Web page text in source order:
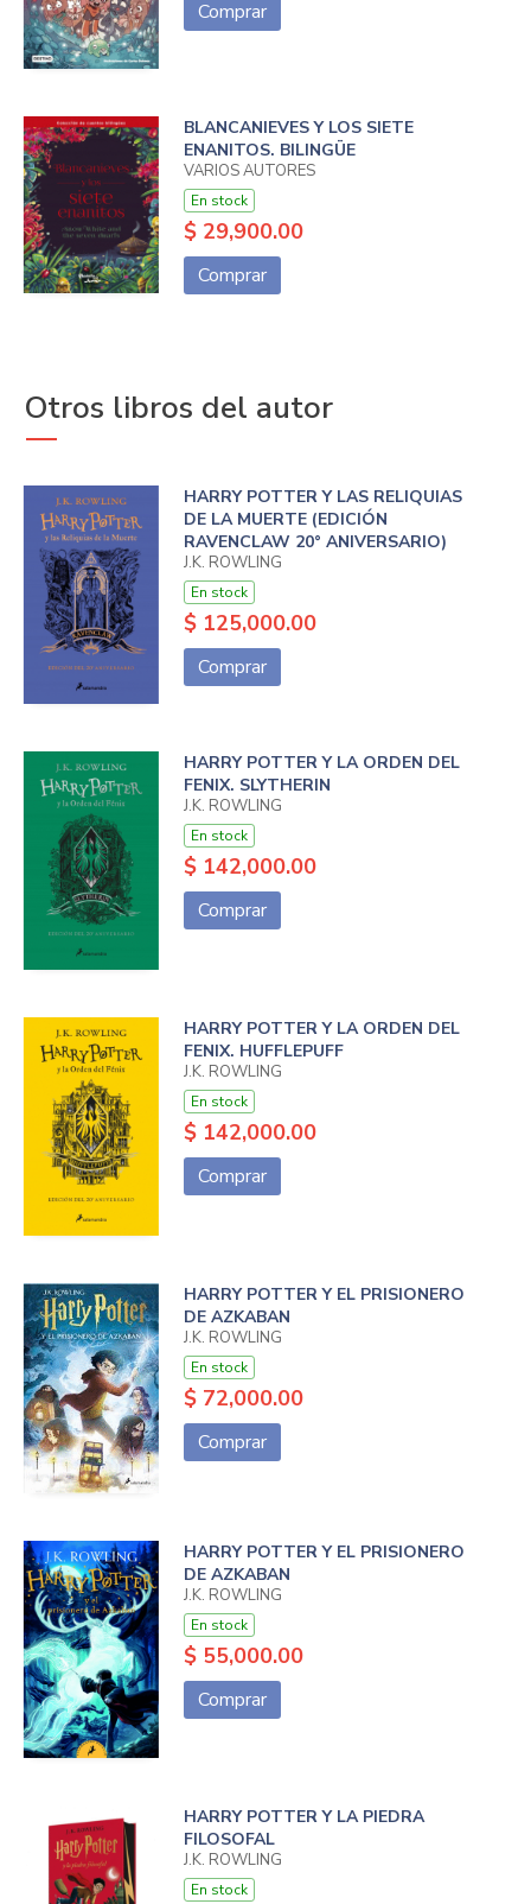
Comprar
BLANCANIEVES Y LOS SIETE
ENANITOS. BILINGÜE
VARIOS AUTORES
En stock
$ 29,900.00
Comprar
Otros libros del autor
HARRY POTTER Y LAS RELIQUIAS
DE LA MUERTE (EDICIÓN
RAVENCLAW 20° ANIVERSARIO)
J.K. ROWLING
En stock
$ 125,000.00
Comprar
HARRY POTTER Y LA ORDEN DEL
FENIX. SLYTHERIN
J.K. ROWLING
En stock
$ 142,000.00
Comprar
HARRY POTTER Y LA ORDEN DEL
FENIX. HUFFLEPUFF
J.K. ROWLING
En stock
$ 142,000.00
Comprar
HARRY POTTER Y EL PRISIONERO
DE AZKABAN
J.K. ROWLING
En stock
$ 72,000.00
Comprar
HARRY POTTER Y EL PRISIONERO
DE AZKABAN
J.K. ROWLING
En stock
$ 55,000.00
Comprar
HARRY POTTER Y LA PIEDRA
FILOSOFAL
J.K. ROWLING
En stock